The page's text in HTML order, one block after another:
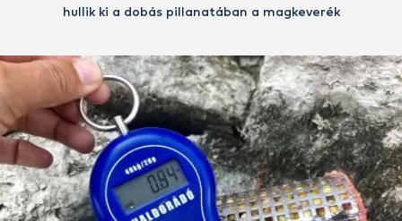
hullik ki a dobás pillanatában a magkeverék